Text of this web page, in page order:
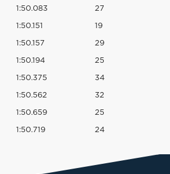
1:50.083 27
1:50.151 19
1:50.157 29
1:50.194 25
1:50.375 34
1:50.562 32
1:50.659 25
1:50.719 24